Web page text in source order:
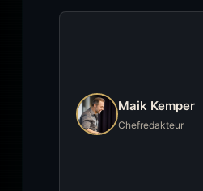
Maik Kemper
Chefredakteur